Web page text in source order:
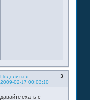
Поделиться
3
2009-02-17 00:03:10
давайте ехать с